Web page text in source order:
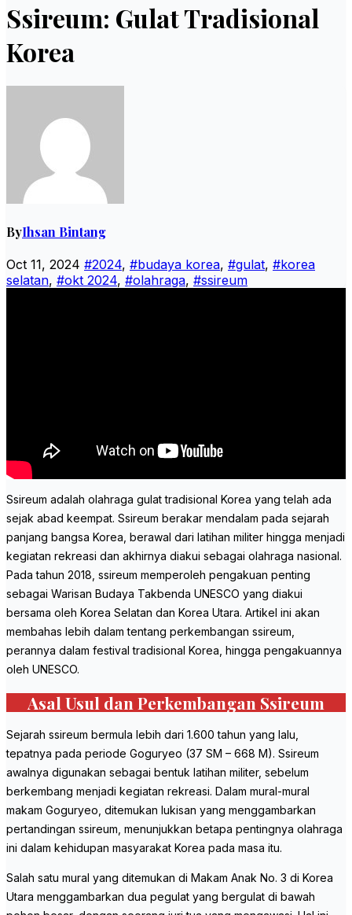
Ssireum: Gulat Tradisional
Korea
ByIhsan Bintang
Oct 11, 2024 #2024, #budaya korea, #gulat, #korea
selatan, #okt 2024, #olahraga, #ssireum
Ssireum adalah olahraga gulat tradisional Korea yang telah ada
sejak abad keempat. Ssireum berakar mendalam pada sejarah
panjang bangsa Korea, berawal dari latihan militer hingga menjadi
kegiatan rekreasi dan akhirnya diakui sebagai olahraga nasional.
Pada tahun 2018, ssireum memperoleh pengakuan penting
sebagai Warisan Budaya Takbenda UNESCO yang diakui
bersama oleh Korea Selatan dan Korea Utara. Artikel ini akan
membahas lebih dalam tentang perkembangan ssireum,
perannya dalam festival tradisional Korea, hingga pengakuannya
oleh UNESCO.
Asal Usul dan Perkembangan Ssireum
Sejarah ssireum bermula lebih dari 1.600 tahun yang lalu,
tepatnya pada periode Goguryeo (37 SM – 668 M). Ssireum
awalnya digunakan sebagai bentuk latihan militer, sebelum
berkembang menjadi kegiatan rekreasi. Dalam mural-mural
makam Goguryeo, ditemukan lukisan yang menggambarkan
pertandingan ssireum, menunjukkan betapa pentingnya olahraga
ini dalam kehidupan masyarakat Korea pada masa itu.
Salah satu mural yang ditemukan di Makam Anak No. 3 di Korea
Utara menggambarkan dua pegulat yang bergulat di bawah